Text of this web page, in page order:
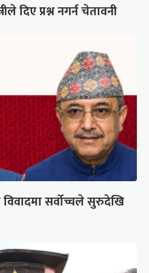
दिए प्रश्न नगर्न चेतावनी
सर्वोच्चले सुरुदेखि